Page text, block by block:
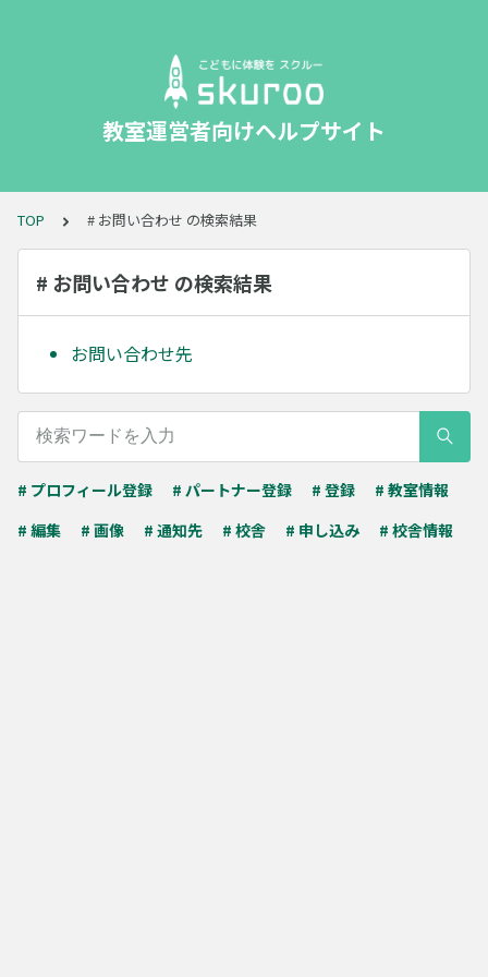
教室運営者向けヘルプサイト
TOP # お問い合わせ の検索結果
# お問い合わせ の検索結果
お問い合わせ先
# プロフィール登録 # パートナー登録 # 登録
# 教室情報
# 編集
# 画像 # 通知先 # 校舎 # 申し込み # 校舎情報